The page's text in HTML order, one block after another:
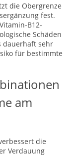
die Obergrenze
fest.
B12-
Schäden
dauerhaft sehr
für bestimmte
am
die
Verdauung